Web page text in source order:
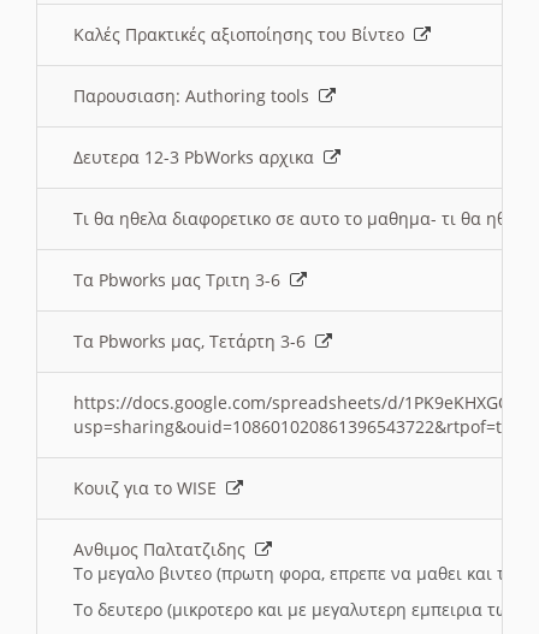
Καλές Πρακτικές αξιοποίησης του Βίντεο
Παρουσιαση: Authoring tools
Δευτερα 12-3 PbWorks αρχικα
Τι θα ηθελα διαφορετικο σε αυτο το μαθημα- τι θα
Τα Pbworks μας Τριτη 3-6
Τα Pbworks μας, Τετάρτη 3-6
https://docs.google.com/spreadsheets/d/
Κουιζ για το WISE
Ανθιμος Παλτατζιδης
Το μεγαλο βιντεο (πρωτη φορα, επρεπε να μαθει και το
Το δευτερο (μικροτερο και με μεγαλυτερη εμπειρια